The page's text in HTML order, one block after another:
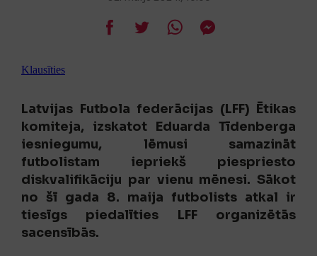
Klausīties
Latvijas Futbola federācijas (LFF) Ētikas
komiteja, izskatot Eduarda Tīdenberga
iesniegumu, lēmusi samazināt
futbolistam iepriekš piespriesto
diskvalifikāciju par vienu mēnesi. Sākot
no šī gada 8. maija futbolists atkal ir
tiesīgs piedalīties LFF organizētās
sacensībās.